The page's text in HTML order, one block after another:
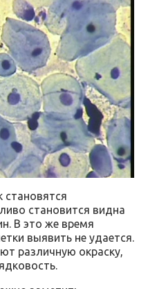
становятся
становится видна
В это же время
выявить не удается.
различную окраску,